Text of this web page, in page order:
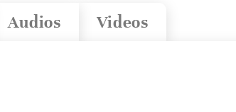
Videos
Audios